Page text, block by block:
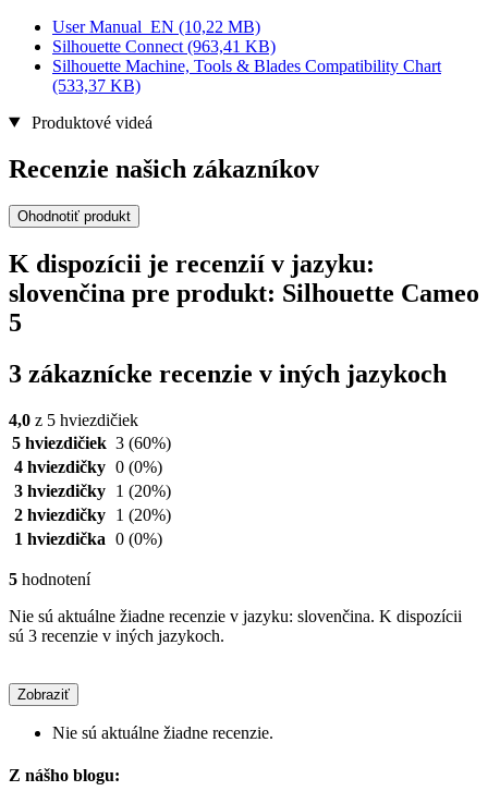
User Manual_EN (10,22 MB)
Silhouette Connect (963,41 KB)
Silhouette Machine, Tools & Blades Compatibility Chart
(533,37 KB)
Produktové videá
Recenzie našich zákazníkov
Ohodnotiť produkt
K dispozícii je recenzií v jazyku:
slovenčina pre produkt: Silhouette Cameo
5
3 zákaznícke recenzie v iných jazykoch
4,0 z 5 hviezdičiek
5 hviezdičiek 3 (60%)
4 hviezdičky 0 (0%)
3 hviezdičky
1 (20%)
2 hviezdičky
1 (20%)
1 hviezdička 0 (0%)
5 hodnotení
Nie sú aktuálne žiadne recenzie v jazyku: slovenčina. K dispozícii
sú 3 recenzie v iných jazykoch.
Zobraziť
Nie sú aktuálne žiadne recenzie.
Z nášho blogu: